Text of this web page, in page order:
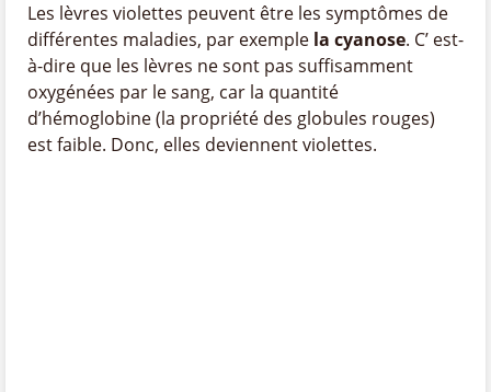
Les lèvres violettes peuvent être les symptômes de
différentes maladies, par exemple la cyanose. C’ est-
à-dire que les lèvres ne sont pas suffisamment
oxygénées par le sang, car la quantité
d’hémoglobine (la propriété des globules rouges)
est faible. Donc, elles deviennent violettes.